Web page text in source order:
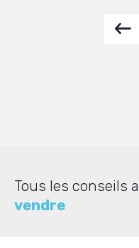
Tous les conseils
vendre